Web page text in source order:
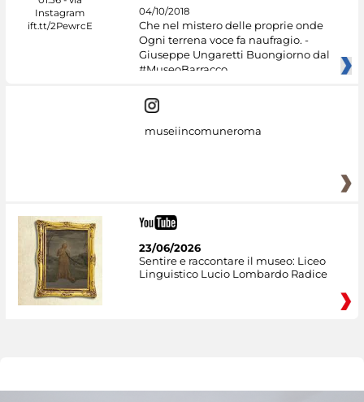
04/10/2018
Che nel mistero delle proprie onde
Ogni terrena voce fa naufragio. -
Giuseppe Ungaretti Buongiorno dal
#MuseoBarracco
museiincomuneroma
23/06/2026
Sentire e raccontare il museo: Liceo
Linguistico Lucio Lombardo Radice